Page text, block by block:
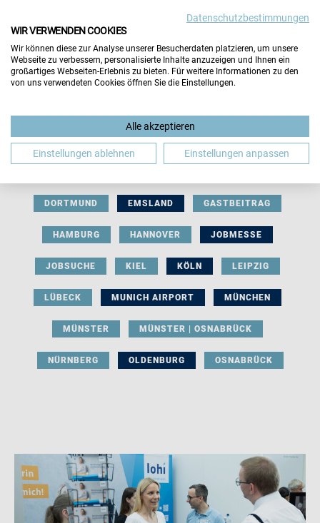
BERUFLICHE ORIENTIERUNG BEWERBUNG
DORTMUND EMSLAND GASTBEITRAG
HAMBURG HANNOVER JOBMESSE
JOBSUCHE KIEL KÖLN LEIPZIG
LÜBECK MUNICH AIRPORT MÜNCHEN
MÜNSTER MÜNSTER | OSNABRÜCK
NÜRNBERG OLDENBURG OSNABRÜCK
Datenschutzbestimmungen
WIR VERWENDEN COOKIES
Wir können diese zur Analyse unserer Besucherdaten platzieren, um unsere
Webseite zu verbessern, personalisierte Inhalte anzuzeigen und Ihnen ein
großartiges Webseiten-Erlebnis zu bieten. Für weitere Informationen zu den
von uns verwendeten Cookies öffnen Sie die Einstellungen.
Alle akzeptieren
Einstellungen ablehnen Einstellungen anpassen